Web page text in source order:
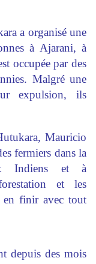
a organisé une
à Ajarani, à
occupée par des
Malgré une
expulsion, ils
Mauricio
fermiers dans la
Indiens et à
et les
en finir avec tout
depuis des mois